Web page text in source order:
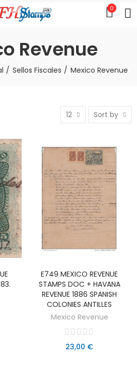
0
Revenue
Sellos Fiscales Mexico Revenue
12 Sort by
AÑADIR AL CARRITO
E749 MEXICO REVENUE
STAMPS DOC + HAVANA
REVENUE 1886 SPANISH
COLONIES ANTILLES
Mexico Revenue
23,00 €